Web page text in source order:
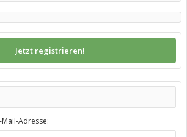
Jetzt registrieren!
Adresse: